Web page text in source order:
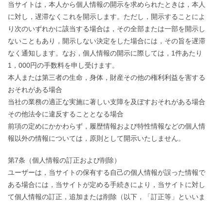
当サイトは，本人から個人情報の開示を求められたときは，本人
に対し，遅滞なくこれを開示します。ただし，開示することによ
り次のいずれかに該当する場合は，その全部または一部を開示し
ないこともあり，開示しない決定をした場合には，その旨を遅滞
なく通知します。なお，個人情報の開示に際しては，1件あたり
1，000円の手数料を申し受けます。
本人または第三者の生命，身体，財産その他の権利利益を害する
おそれがある場合
当社の業務の適正な実施に著しい支障を及ぼすおそれがある場合
その他法令に違反することとなる場合
前項の定めにかかわらず，履歴情報および特性情報などの個人情
報以外の情報については，原則として開示いたしません。
第7条（個人情報の訂正および削除）
ユーザーは，当サイトの保有する自己の個人情報が誤った情報で
ある場合には，当サイトが定める手続きにより，当サイトに対し
て個人情報の訂正，追加または削除（以下，「訂正等」といいま